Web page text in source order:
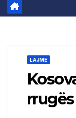
LAJME